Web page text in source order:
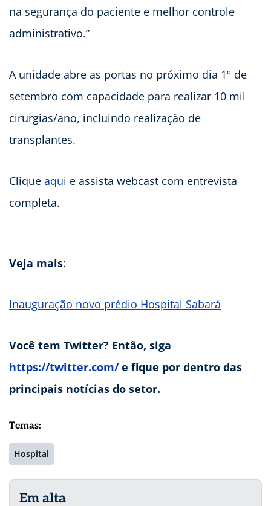
na segurança do paciente e melhor controle
administrativo.”
A unidade abre as portas no próximo dia 1º de
setembro com capacidade para realizar 10 mil
cirurgias/ano, incluindo realização de
transplantes.
Clique aqui e assista webcast com entrevista
completa.
Veja mais:
Inauguração novo prédio Hospital Sabará
Você tem Twitter? Então, siga
https://twitter.com/e fique por dentro das
principais notícias do setor.
Temas:
Hospital
Em alta